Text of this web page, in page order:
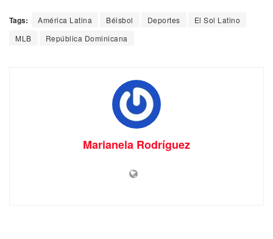
Tags: América Latina Béisbol Deportes
El Sol Latino
MLB
República Dominicana
Marianela Rodríguez